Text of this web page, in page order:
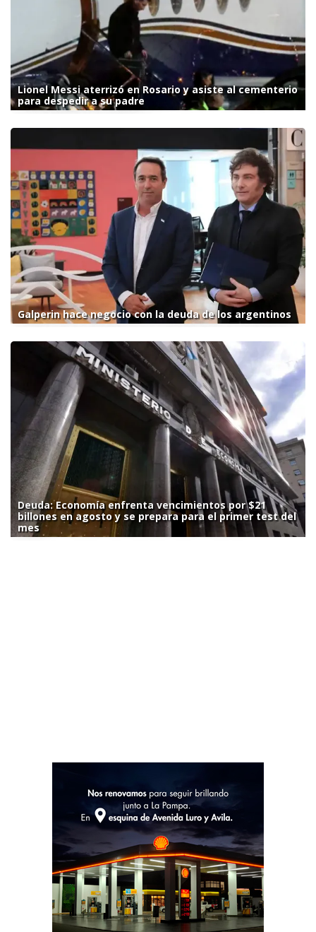
Lionel Messi aterrizó en Rosario y asiste al cementerio
para despedir a su padre
Galperin hace negocio con la deuda de los argentinos
Deuda: Economía enfrenta vencimientos por $21
billones en agosto y se prepara para el primer test del
mes